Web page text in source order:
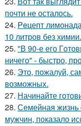
почти не осталось.
24. Peцепт
10 литров без химии.
25. "В 90-е его
ничего" - быстро,
26. Это, пожалуй,
возможных.
27. Начинайте
28. Семейная жизнь
мужчин, показало